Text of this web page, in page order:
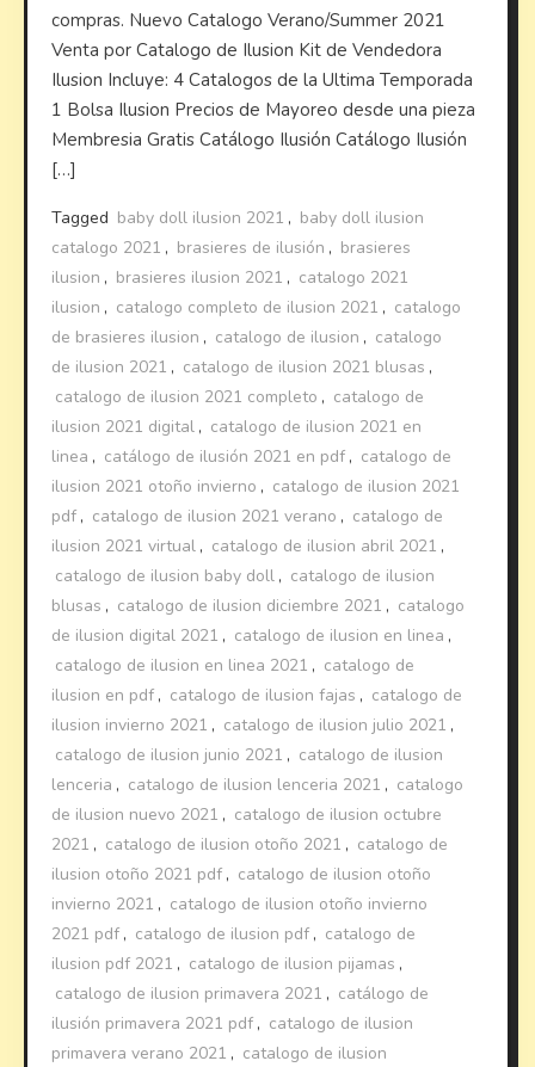
compras. Nuevo Catalogo Verano/Summer 2021
Venta por Catalogo de Ilusion Kit de Vendedora
Ilusion Incluye: 4 Catalogos de la Ultima Temporada
1 Bolsa Ilusion Precios de Mayoreo desde una pieza
Membresia Gratis Catálogo Ilusión Catálogo Ilusión
[…]
Tagged baby doll ilusion 2021 , baby doll ilusion
catalogo 2021 , brasieres de ilusión , brasieres
ilusion , brasieres ilusion 2021 , catalogo 2021
ilusion , catalogo completo de ilusion 2021 , catalogo
de brasieres ilusion , catalogo de ilusion , catalogo
de ilusion 2021 , catalogo de ilusion 2021 blusas ,
catalogo de ilusion 2021 completo , catalogo de
ilusion 2021 digital , catalogo de ilusion 2021 en
linea , catálogo de ilusión 2021 en pdf , catalogo de
ilusion 2021 otoño invierno , catalogo de ilusion 2021
pdf , catalogo de ilusion 2021 verano , catalogo de
ilusion 2021 virtual , catalogo de ilusion abril 2021 ,
catalogo de ilusion baby doll , catalogo de ilusion
blusas , catalogo de ilusion diciembre 2021 , catalogo
de ilusion digital 2021 , catalogo de ilusion en linea ,
catalogo de ilusion en linea 2021 , catalogo de
ilusion en pdf , catalogo de ilusion fajas , catalogo de
ilusion invierno 2021 , catalogo de ilusion julio 2021 ,
catalogo de ilusion junio 2021 , catalogo de ilusion
lenceria , catalogo de ilusion lenceria 2021 , catalogo
de ilusion nuevo 2021 , catalogo de ilusion octubre
2021 , catalogo de ilusion otoño 2021 , catalogo de
ilusion otoño 2021 pdf , catalogo de ilusion otoño
invierno 2021 , catalogo de ilusion otoño invierno
2021 pdf , catalogo de ilusion pdf , catalogo de
ilusion pdf 2021 , catalogo de ilusion pijamas ,
catalogo de ilusion primavera 2021 , catálogo de
ilusión primavera 2021 pdf , catalogo de ilusion
primavera verano 2021 , catalogo de ilusion